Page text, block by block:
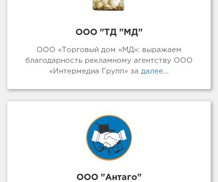
ООО "ТД "МД"
ООО «Торговый дом «МД»: выражаем
благодарность рекламному агентству ООО
«Интермедиа Групп» за далее...
ООО "Антаго"